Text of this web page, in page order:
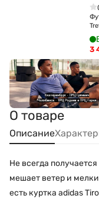
3
О товаре
Описание
Не всегда
мешает ветер и
есть куртка adidas